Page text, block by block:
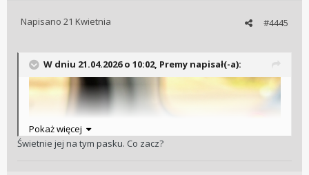
#4445
Napisano 21 Kwietnia
W dniu 21.04.2026 o 10:02, Premy napisał(-a):
Pokaż więcej
Świetnie jej na tym pasku. Co zacz?